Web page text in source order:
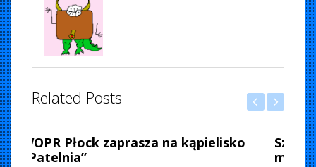
Related Posts
Szkolenie na patent sternika
motoprowodnego